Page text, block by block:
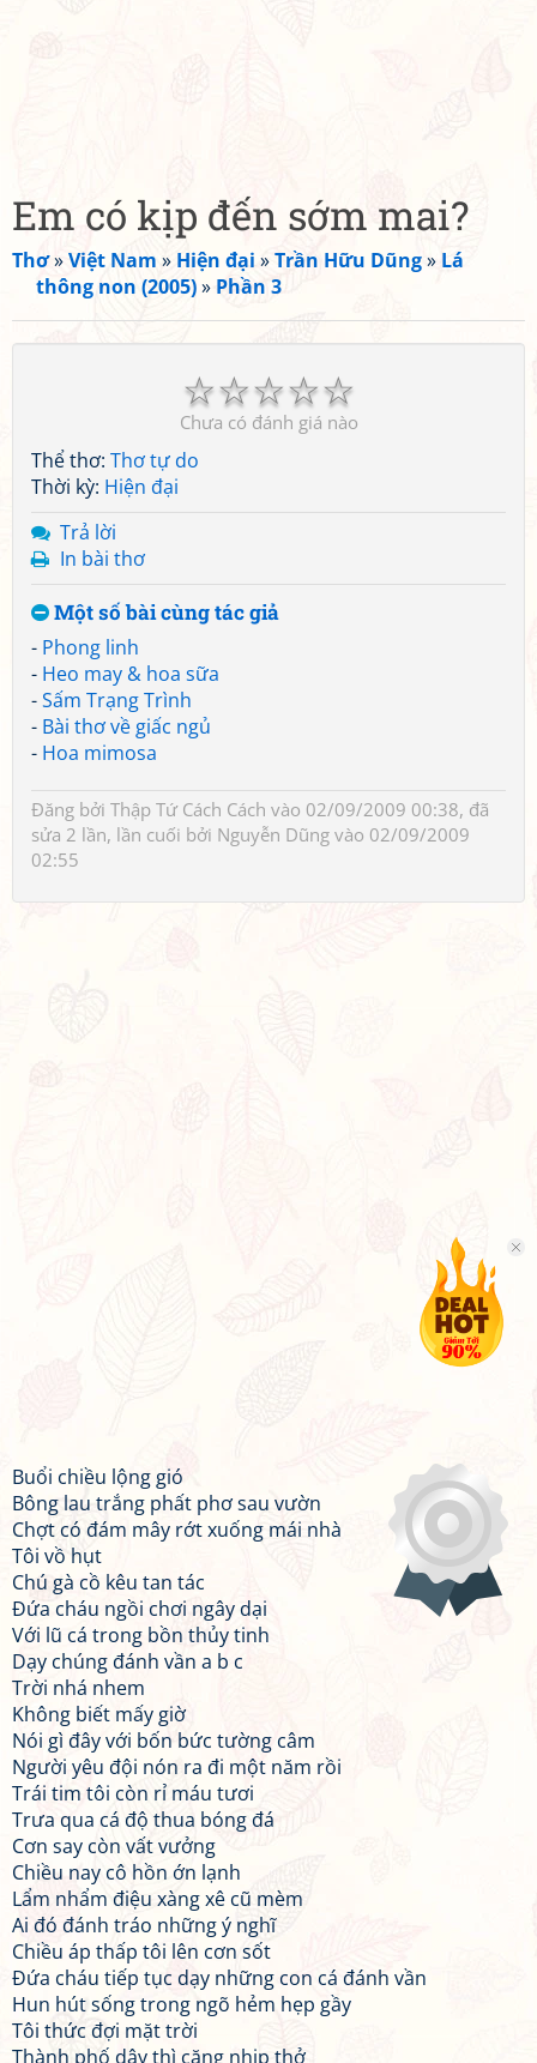
Em có kịp đến sớm mai?
Thơ»Việt Nam » Hiện đại »Trần Hữu Dũng» Lá
thông non (2005)» Phần 3
☆
☆
☆
☆
☆
Chưa có đánh giá nào
Thể thơ: Thơ tự do
Thời kỳ: Hiện đại
Trả lời
In bài thơ
Một số bài cùng tác giả
- Phong linh
- Heo may & hoa sữa
-Sấm Trạng Trình
- Bài thơ về giấc ngủ
- Hoa mimosa
Đăng bởi Thập Tứ Cách Cách vào 02/09/2009 00:38, đã
sửa 2 lần, lần cuối bởi Nguyễn Dũng vào 02/09/2009
02:55
Buổi chiều lộng gió
Bông lau trắng phất phơ sau vườn
Chợt có đám mây rớt xuống mái nhà
Tôi vồ hụt
Chú gà cồ kêu tan tác
Đứa cháu ngồi chơi ngây dại
Với lũ cá trong bồn thủy tinh
Dạy chúng đánh vần a b c
Trời nhá nhem
Không biết mấy giờ
Nói gì đây với bốn bức tường câm
Người yêu đội nón ra đi một năm rồi
Trái tim tôi còn rỉ máu tươi
Trưa qua cá độ thua bóng đá
Cơn say còn vất vưởng
Chiều nay cô hồn ớn lạnh
Lẩm nhẩm điệu xàng xê cũ mèm
Ai đó đánh tráo những ý nghĩ
Chiều áp thấp tôi lên cơn sốt
Đứa cháu tiếp tục dạy những con cá đánh vần
Hun hút sống trong ngõ hẻm hẹp gầy
Tôi thức đợi mặt trời
Thành phố dậy thì căng nhịp thở